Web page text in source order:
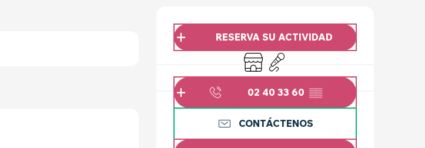
HORARIOS Y DATOS
RESERVA SU ACTIVIDAD
Tienda Animación
02 40 33 60 ▒▒
CONTÁCTENOS